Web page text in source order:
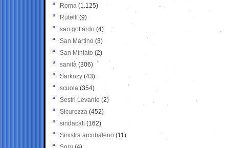
Roma (1.125)
Rutelli (9)
san gottardo (4)
San Martino (3)
San Miniato (2)
sanità (306)
Sarkozy (43)
scuola (354)
Sestri Levante (2)
Sicurezza (452)
sindacati (162)
Sinistra arcobaleno (11)